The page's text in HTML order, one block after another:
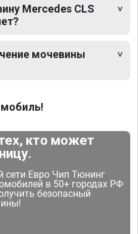
Mercedes CLS
мочевины
кто может
сети Евро Чип Тюнинг
в 50+ городах РФ
безопасный